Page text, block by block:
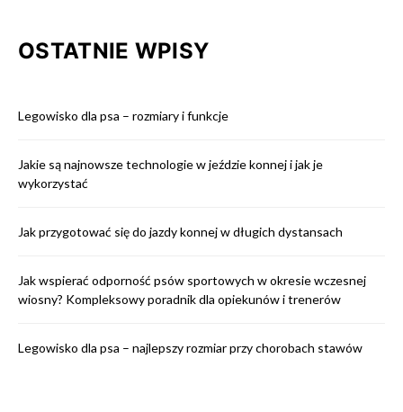
OSTATNIE WPISY
Legowisko dla psa – rozmiary i funkcje
Jakie są najnowsze technologie w jeździe konnej i jak je
wykorzystać
Jak przygotować się do jazdy konnej w długich dystansach
Jak wspierać odporność psów sportowych w okresie wczesnej
wiosny? Kompleksowy poradnik dla opiekunów i trenerów
Legowisko dla psa – najlepszy rozmiar przy chorobach stawów